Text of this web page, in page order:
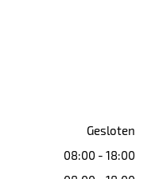
Gesloten
08:00 - 18:00